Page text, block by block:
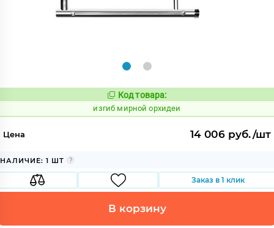
Код:
569689
Код товара:
изгиб мирной орхидеи
Цена 14 006 руб./шт
НАЛИЧИЕ: 1 ШТ
Заказ в 1 клик
В корзину